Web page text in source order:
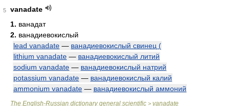
5
vanadate
1. ванадат
2. ванадиевокислый
lead vanadate — ванадиевокислый свинец (
lithium vanadate — ванадиевокислый литий
sodium vanadate — ванадиевокислый натрий
potassium vanadate — ванадиевокислый калий
ammonium vanadate — ванадиевокислый аммоний
The English-Russian dictionary general scientific > vanadate